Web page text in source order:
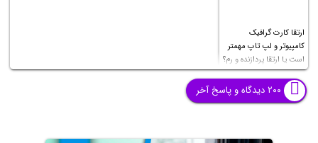
ارتقا کارت گرافیک
کامپیوتر و لپ تاپ مهمتر
است یا ارتقا پردازنده و رم؟
۲۰۰ دیدگاه و پاسخ آخر